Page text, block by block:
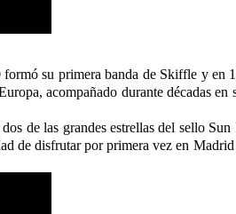
su primera banda de Skiffle y en
acompañado durante décadas en
de las grandes estrellas del sello
de disfrutar por primera vez en